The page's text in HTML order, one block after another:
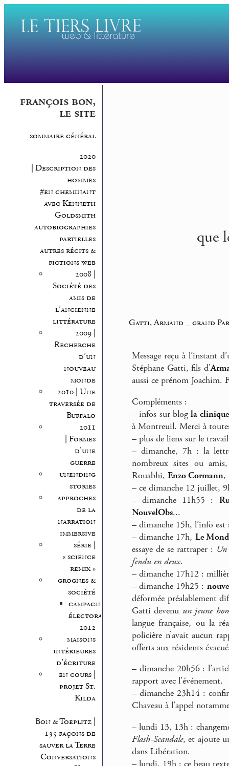
françois bon,
le site
sommaire général
2020
| Description des
hommes
#en cheminant
avec Kenneth
Goldsmith
autobiographies
partielles
autres récits &
fictions web
2008 |
Société des
amis de
l’ancienne
littérature
2009 |
Recherche
d’un
nouveau
monde
2010 | Une
traversée de
Buffalo
2011
| Formes
d’une
guerre
unending
stories
approches
de la
narration
immersive
série |
« science
remix »
grognes &
société
campagne
électorale
2012
maisons
intérieures
d’écriture
en cours |
projet St.
Kilda
Bon & Toeplitz |
135 façons de
sauver la Terre
Conversations
que
Gatti, Armand grand
Message reçu à l’instant
Stéphane Gatti, fils d’
aussi ce prénom Joachim.
Compléments :
– infos sur blogla
à Montreuil. Merci à
– plus de liens sur le
– dimanche, 7h : la
nombreux sites ou
Rouabhi, Enzo Cormann,
– ce dimanche 12 juillet,
– dimanche 11h55 :
NouvelObs...
– dimanche 15h, l’info
– dimanche 17h, Le
essaye de se rattraper :
fendu en deux.
– dimanche 17h12 :
– dimanche 19h25 :
déformée préalablement
Gatti devenu un jeune
langue française, ou la
policière n’avait aucun
offerts aux résidents
– dimanche 20h56 :
rapport avec l’événement.
– dimanche 23h14 :
Chaveau à l’appel
– lundi 13, 13h :
Flash-Scandale, et ajoute
dans Libération.